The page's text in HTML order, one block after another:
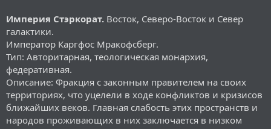
Империя Стэркорат. Восток, Северо-Восток и Север
галактики.
Император Каргфос Мракофсберг.
Тип: Авторитарная, теологическая монархия,
федеративная.
Описание: Фракция с законным правителем на своих
территориях, что уцелели в ходе конфликтов и кризисов
ближайших веков. Главная слабость этих пространств и
народов проживающих в них заключается в низком